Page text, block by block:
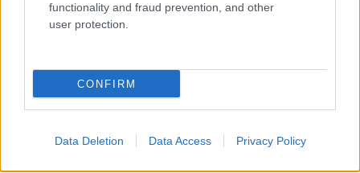
functionality and fraud prevention, and other
user protection.
CONFIRM
Data Deletion Data Access Privacy Policy